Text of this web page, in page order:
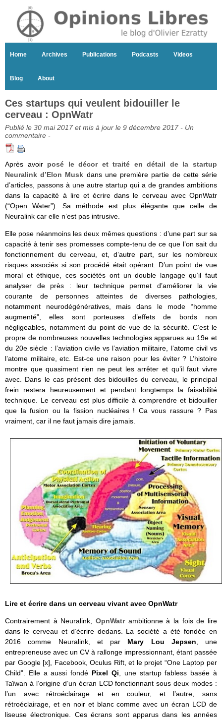
Home Archives Publications Podcasts Videos
Blog About
Ces startups qui veulent bidouiller le
cerveau : OpnWatr
Publié le 30 mai 2017 et mis à jour le 9 décembre 2017 - Un
commentaire -
Après avoir posé le décor et traité en détail de la startup
Neuralink d’Elon Musk dans une première partie de cette série
d’articles, passons à une autre startup qui a de grandes ambitions
dans la capacité à lire et écrire dans le cerveau avec OpnWatr
(“Open Water”). Sa méthode est plus élégante que celle de
Neuralink car elle n’est pas intrusive.
Elle pose néanmoins les deux mêmes questions : d’une part sur sa
capacité à tenir ses promesses compte-tenu de ce que l’on sait du
fonctionnement du cerveau, et, d’autre part, sur les nombreux
risques associés si son procédé était opérant. D’un point de vue
moral et éthique, ces sociétés ont un double langage qu’il faut
analyser de près : leur technique permet d’améliorer la vie
courante de personnes atteintes de diverses pathologies,
notamment neurodégénératives, mais dans le mode “homme
augmenté”, elles sont porteuses d’effets de bords non
négligeables, notamment du point de vue de la sécurité. C’est le
propre de nombreuses nouvelles technologies apparues au 19e et
du 20e siècle : l’aviation civile vs l’aviation militaire, l’atome civil vs
l’atome militaire, etc. Est-ce une raison pour les éviter ? L’histoire
montre que quasiment rien ne peut les arrêter et qu’il faut vivre
avec. Dans le cas présent des bidouilles du cerveau, le principal
frein restera heureusement et pendant longtemps la faisabilité
technique. Le cerveau est plus difficile à comprendre et bidouiller
que la fusion ou la fission nucléaires ! Ca vous rassure ? Pas
vraiment, car il ne faut jamais dire jamais.
Lire et écrire dans un cerveau vivant avec OpnWatr
Contrairement à Neuralink, OpnWatrambitionne à la fois de lire
dans le cerveau et d’écrire dedans. La société a été fondée en
2016 comme Neuralink, et par Mary Lou Jepsen , une
entrepreneuse avec un CV à rallonge impressionnant, étant passée
par Google [x], Facebook, Oculus Rift, et le projet “One Laptop per
Child”. Elle a aussi fondé Pixel Qi , une startup fabless basée à
Taïwan à l’origine d’un écran LCD fonctionnant sous deux modes :
l’un avec rétroéclairage et en couleur, et l’autre, sans
rétroéclairage, et en noir et blanc comme avec un écran LCD de
liseuse électronique. Ces écrans sont apparus dans les années